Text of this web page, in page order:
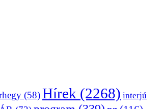
(58)Hírek (2268) interjú